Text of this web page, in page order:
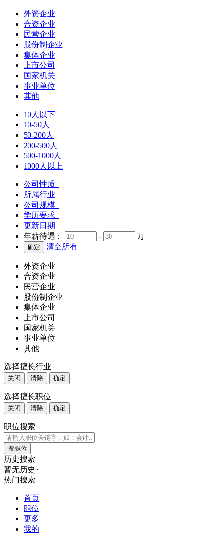
外资企业
合资企业
民营企业
股份制企业
集体企业
上市公司
国家机关
事业单位
其他
10人以下
10-50人
50-200人
200-500人
500-1000人
1000人以上
公司性质
所属行业
公司规模
学历要求
更新日期
年薪待遇：
-
万
清空所有
外资企业
合资企业
民营企业
股份制企业
集体企业
上市公司
国家机关
事业单位
其他
选择擅长行业
关闭 清除 确定
选择擅长职位
关闭 清除 确定
职位搜索
历史搜索
暂无历史~
热门搜索
首页
职位
更多
我的